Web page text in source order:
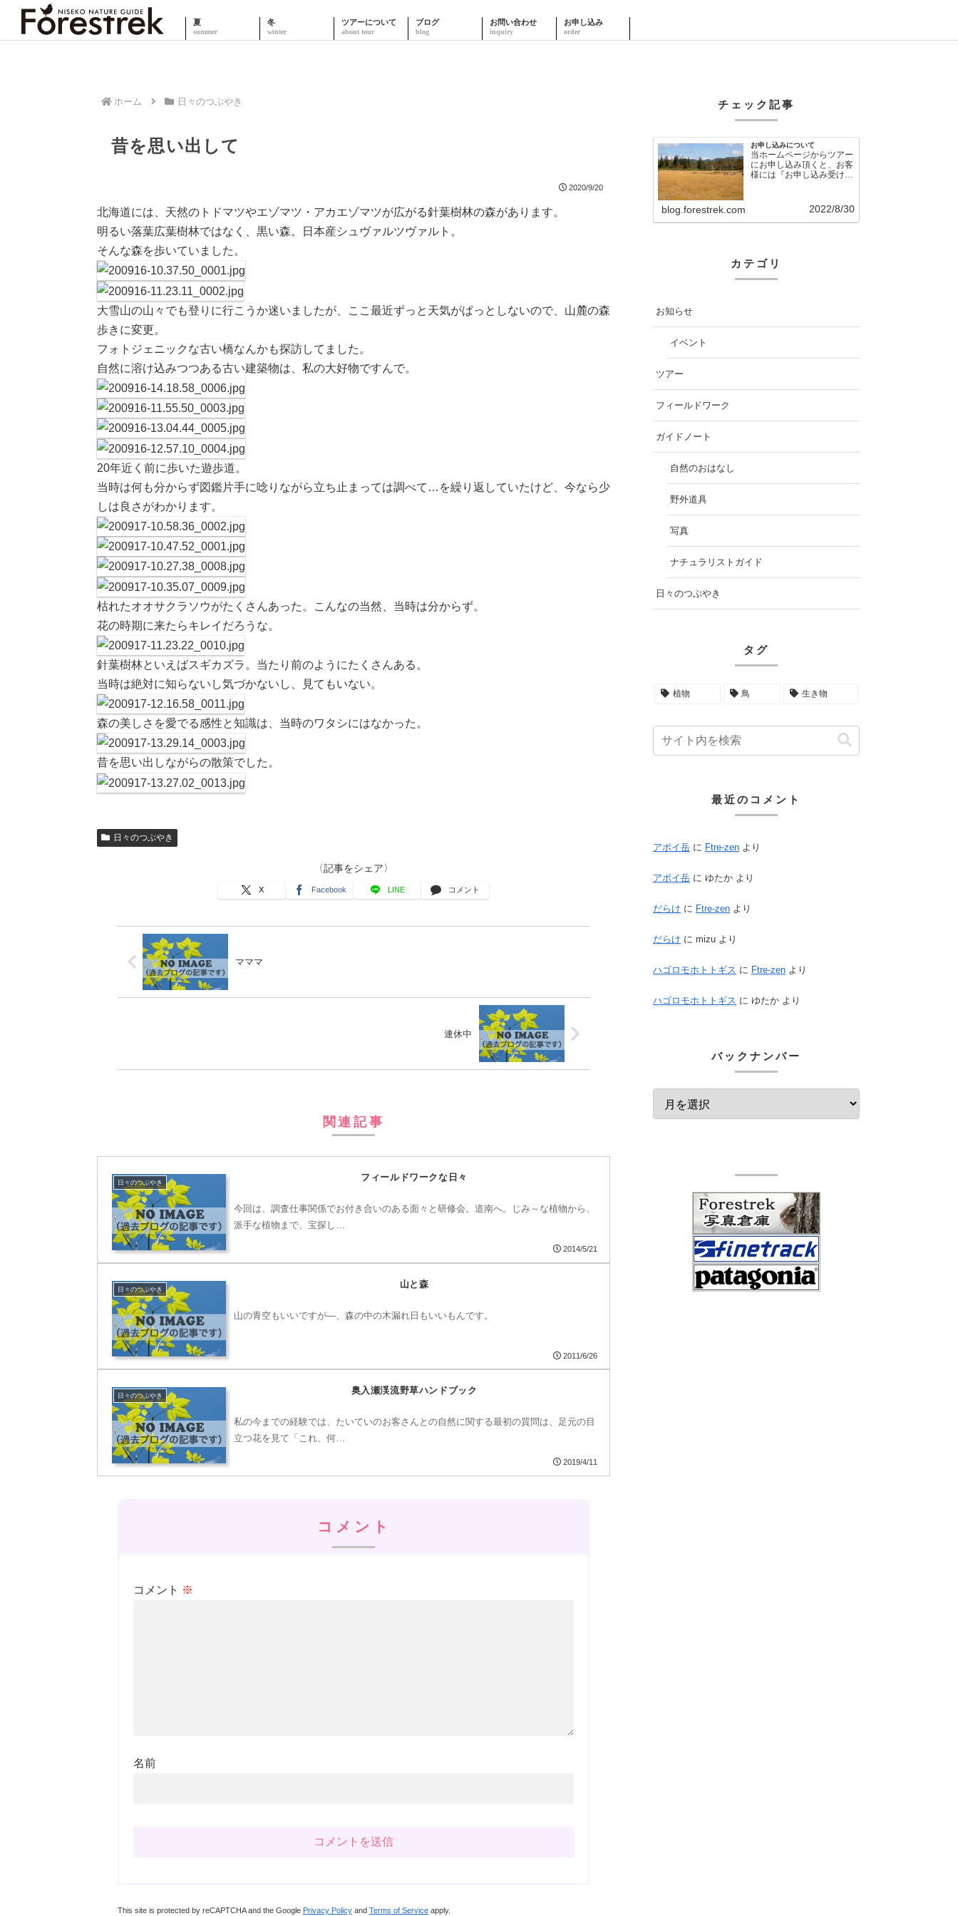
夏 冬 ツアーについて ブログ お問い合わせ お申し込み
ホーム 日々のつぶやき
昔を思い出して
2020/9/20
北海道には、天然のトドマツやエゾマツ・アカエゾマツが広がる針葉樹林の森があります。
明るい落葉広葉樹林ではなく、黒い森。日本産シュヴァルツヴァルト。
そんな森を歩いていました。
大雪山の山々でも登りに行こうか迷いましたが、ここ最近ずっと天気がぱっとしないので、山麓の森
歩きに変更。
フォトジェニックな古い橋なんかも探訪してました。
自然に溶け込みつつある古い建築物は、私の大好物ですんで。
20年近く前に歩いた遊歩道。
当時は何も分からず図鑑片手に唸りながら立ち止まっては調べて…を繰り返していたけど、今なら少
しは良さがわかります。
枯れたオオサクラソウがたくさんあった。こんなの当然、当時は分からず。
花の時期に来たらキレイだろうな。
針葉樹林といえばスギカズラ。当たり前のようにたくさんある。
当時は絶対に知らないし気づかないし、見てもいない。
森の美しさを愛でる感性と知識は、当時のワタシにはなかった。
昔を思い出しながらの散策でした。
日々のつぶやき
〈記事をシェア〉
X Facebook LINE コメント
マママ
連休中
関連記事
日々のつぶやき
フィールドワークな日々
今回は、調査仕事関係でお付き合いのある面々と研修会。道南へ。じみ～な植物から、
派手な植物まで、宝探し…
2014/5/21
日々のつぶやき
山と森
山の青空もいいですが―、森の中の木漏れ日もいいもんです。
2011/6/26
日々のつぶやき
奥入瀬渓流野草ハンドブック
私の今までの経験では、たいていのお客さんとの自然に関する最初の質問は、足元の目
立つ花を見て「これ、何…
2019/4/11
コメント
コメント ※
名前
This site is protected by reCAPTCHA and the Google Privacy Policy and Terms of Service apply.
チェック記事
お申し込みについて
当ホームページからツアー
にお申し込み頂くと、お客
様には『お申し込み受け付
blog.forestrek.com 2022/8/30
カテゴリ
お知らせ
イベント
ツアー
フィールドワーク
ガイドノート
自然のおはなし
野外道具
写真
ナチュラリストガイド
日々のつぶやき
タグ
植物 鳥 生き物
最近のコメント
アポイ岳 に Ftre-zen より
アポイ岳 に ゆたか より
だらけ に Ftre-zen より
だらけ に mizu より
ハゴロモホトトギス に Ftre-zen より
ハゴロモホトトギス に ゆたか より
バックナンバー